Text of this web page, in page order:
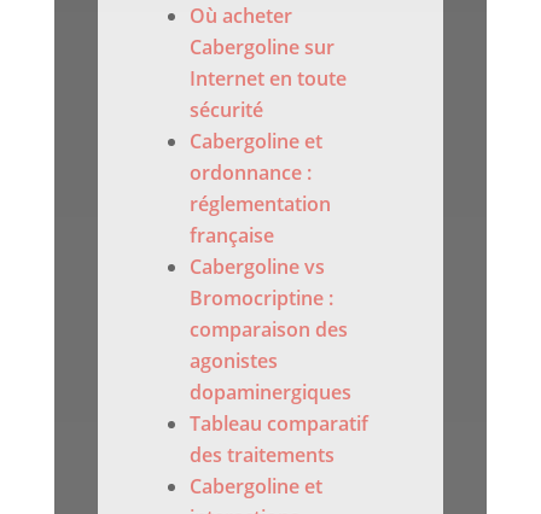
Où acheter
Cabergoline sur
Internet en toute
sécurité
Cabergoline et
ordonnance :
réglementation
française
Cabergoline vs
Bromocriptine :
comparaison des
agonistes
dopaminergiques
Tableau comparatif
des traitements
Cabergoline et